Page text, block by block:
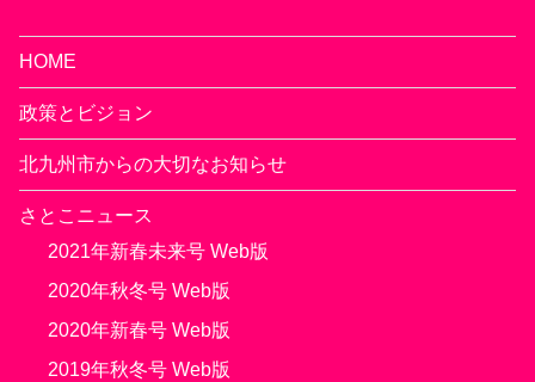
HOME
政策とビジョン
北九州市からの大切なお知らせ
さとこニュース
2021年新春未来号 Web版
2020年秋冬号 Web版
2020年新春号 Web版
2019年秋冬号 Web版